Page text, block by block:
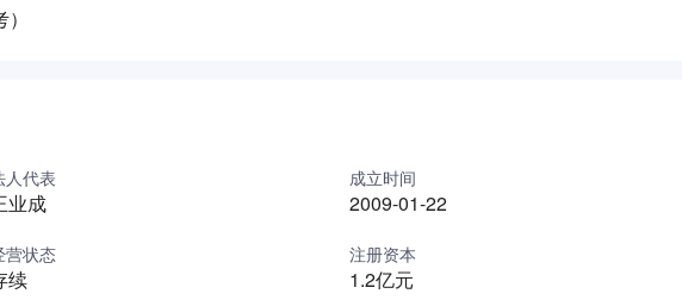
人代表
业成
成立时间
2009-01-22
营状态
续
注册资本
1.2亿元